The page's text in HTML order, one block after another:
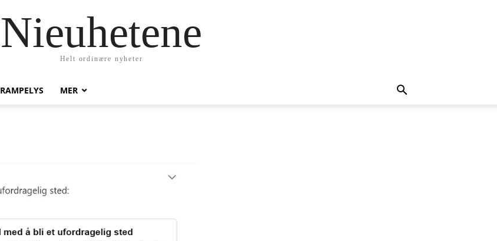
Nieuhetene
Helt ordinære nyheter
RAMPELYS MER